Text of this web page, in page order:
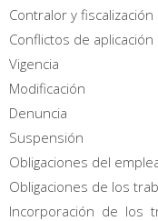
Contralor y fiscalización
Conflictos de
Vigencia
Modificación
Denuncia
Suspensión
Obligaciones del
Obligaciones de los
Incorporación de los